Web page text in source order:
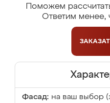
Поможем
Ответим менее,
Фасад: на ваш выбор